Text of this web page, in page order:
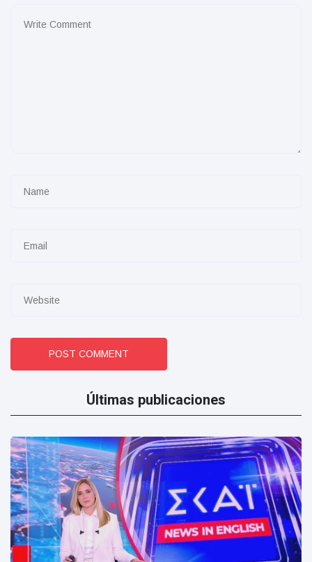
POST COMMENT
Últimas publicaciones